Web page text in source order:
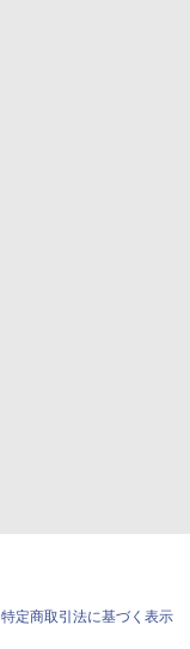
特定商取引法に基づく表示